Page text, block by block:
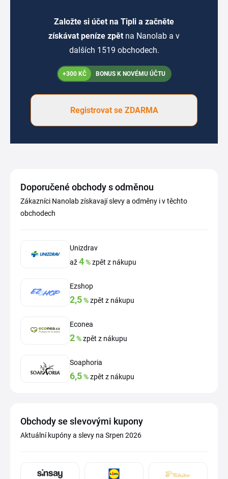
Založte si účet na Tipli a začněte
získávat peníze zpět na Nanolab a v
dalších 1519 obchodech.
+300 KČ BONUS K NOVÉMU ÚČTU
Registrovat se ZDARMA
Doporučené obchody s odměnou
Zákazníci Nanolab získavají slevy a odměny i v těchto
obchodech
Unizdrav
až4%zpět z nákupu
Ezshop
2,5%zpět z nákupu
Econea
2%zpět z nákupu
Soaphoria
6,5%zpět z nákupu
Obchody se slevovými kupony
Aktuální kupóny a slevy na Srpen 2026